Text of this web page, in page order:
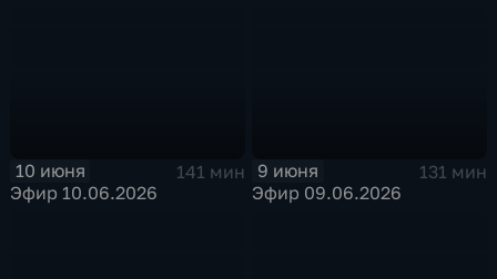
10 июня
141 мин
Эфир 10.06.2026
9 июня
131 мин
Эфир 09.06.2026